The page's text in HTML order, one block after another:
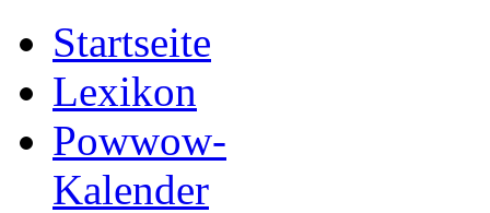
Startseite
Lexikon
Powwow-
Kalender